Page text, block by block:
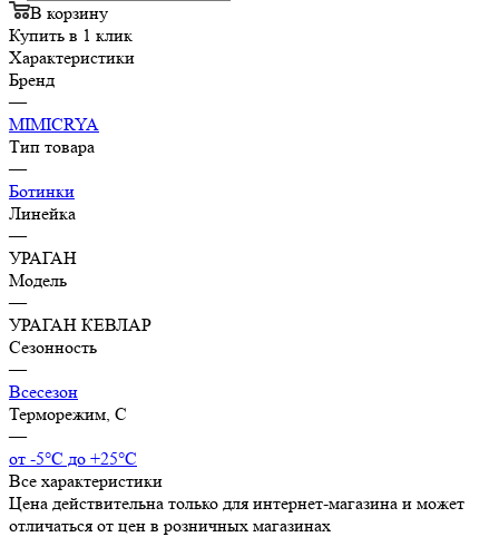
В корзину
Купить в 1 клик
Характеристики
Бренд
—
MIMICRYA
Тип товара
—
Ботинки
Линейка
—
УРАГАН
Модель
—
УРАГАН КЕВЛАР
Сезонность
—
Всесезон
Терморежим, C
—
от -5°С до +25°С
Все характеристики
Цена действительна только для интернет-магазина и может
отличаться от цен в розничных магазинах